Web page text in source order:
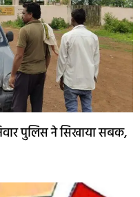
पुलिस ने सिखाया सबक,